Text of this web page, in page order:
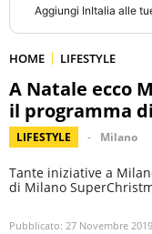
Aggiungi InItalia alle
HOME LIFESTYLE
A Natale ecco
il programma
LIFESTYLE Milano
Tante iniziative a
di Milano
Pubblicato: 27 Novembre 2019